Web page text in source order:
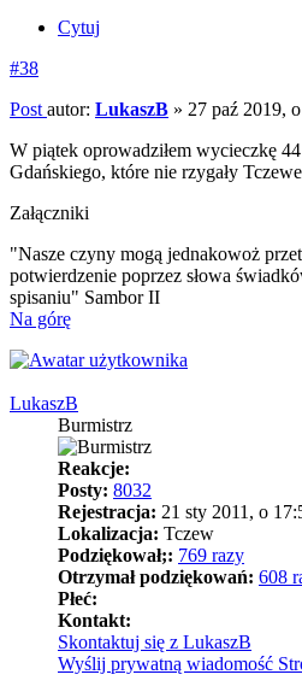
Cytuj
#38
Post autor: LukaszB » 27 paź 2019,
W piątek oprowadziłem wycieczkę
Gdańskiego, które nie rzygały
Załączniki
"Nasze czyny mogą jednakowoż
potwierdzenie poprzez słowa
spisaniu" Sambor II
Na górę
LukaszB
Burmistrz
Reakcje:
Posty: 8032
Rejestracja: 21 sty 2011, o
Lokalizacja: Tczew
Podziękował;: 769 razy
Otrzymał podziękowań: 608
Płeć:
Kontakt:
Skontaktuj się z LukaszB
Wyślij prywatną wiadomość